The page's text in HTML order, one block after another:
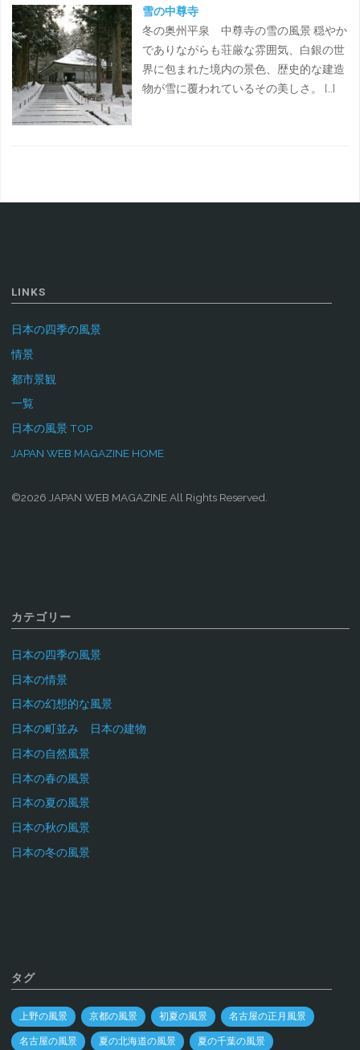
雪の中尊寺
冬の奥州平泉 中尊寺の雪の風景 穏やか
でありながらも荘厳な雰囲気、白銀の世
界に包まれた境内の景色、歴史的な建造
物が雪に覆われているその美しさ。 […]
LINKS
日本の四季の風景
情景
都市景観
一覧
日本の風景 TOP
JAPAN WEB MAGAZINE HOME
©2026 JAPAN WEB MAGAZINE All Rights Reserved.
カテゴリー
日本の四季の風景
日本の情景
日本の幻想的な風景
日本の町並み 日本の建物
日本の自然風景
日本の春の風景
日本の夏の風景
日本の秋の風景
日本の冬の風景
タグ
上野の風景 京都の風景 初夏の風景 名古屋の正月風景
名古屋の風景 夏の北海道の風景 夏の千葉の風景